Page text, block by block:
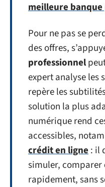
meilleure
Pour ne pas se
des offres,
professionnel
expert analyse les
repère les
solution la plus
numérique rend
accessibles,
crédit en ligne: il
simuler,
rapidement, sans